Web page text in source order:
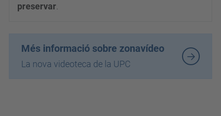
preservar
Més informació sobre zonavídeo
La nova videoteca de la UPC